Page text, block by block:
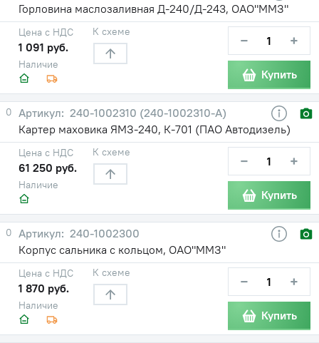
Горловина маслозаливная Д-240/Д-243, ОАО"ММЗ"
Наличие
Цена с НДС
1 091 руб.
К схеме − +
Купить
0
240-1002310 (240-1002310-А)
Картер маховика ЯМЗ-240, К-701 (ПАО Автодизель)
Наличие
Цена с НДС
61 250 руб.
К схеме − +
Купить
0
240-1002300
Корпус сальника с кольцом, ОАО"ММЗ"
Наличие
Цена с НДС
1 870 руб.
К схеме − +
Купить